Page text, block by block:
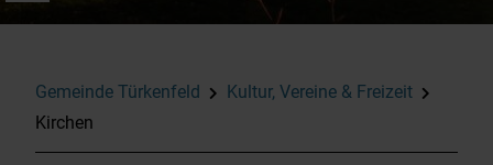
Familie & Soziales
Gemeinde Türkenfeld
Kultur, Vereine & Freizeit
Kirchen